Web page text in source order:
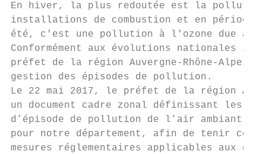
En hiver, la plus redoutée est la
installations de combustion et en
été, c'est une pollution à l'ozone due à
Conformément aux évolutions
préfet de la région Auvergne-Rhône-Alpes
gestion des épisodes de pollution.
Le 22 mai 2017, le préfet de la région
un document cadre zonal définissant les
d’épisode de pollution de l’air ambiant.
pour notre département, afin de tenir
mesures réglementaires applicables aux